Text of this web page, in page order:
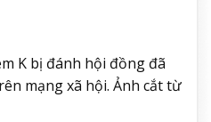
K bị đánh hội đồng đã
mạng xã hội. Ảnh cắt từ